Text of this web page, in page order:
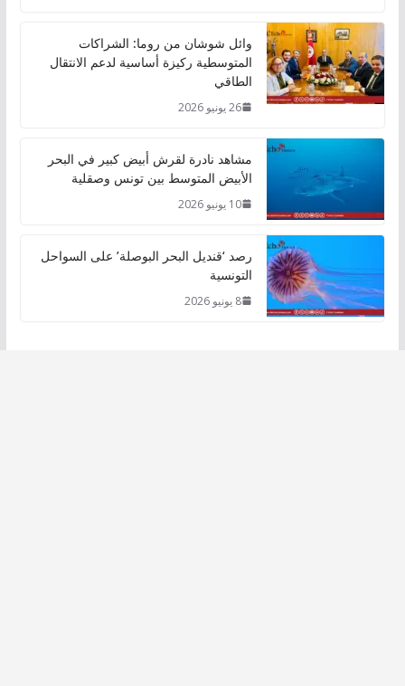
وائل شوشان من روما: الشراكات
المتوسطية ركيزة أساسية لدعم الانتقال
الطاقي
26 يونيو 2026
مشاهد نادرة لقرش أبيض كبير في البحر
الأبيض المتوسط بين تونس وصقلية
10 يونيو 2026
رصد ‘قنديل البحر البوصلة’ على السواحل
التونسية
8 يونيو 2026